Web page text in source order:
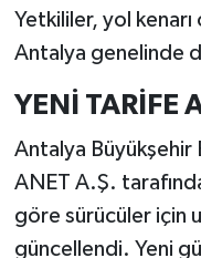
Yetkililer, yol kenarı
Antalya genelinde
YENİ TARİFE
Antalya
ANET A.Ş.
göre sürücüler için
güncellendi. Yeni